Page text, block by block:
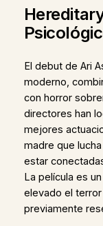
El debut de Ari
moderno,
con horror
directores han
mejores
madre que
estar
La película es
elevado el
previamente